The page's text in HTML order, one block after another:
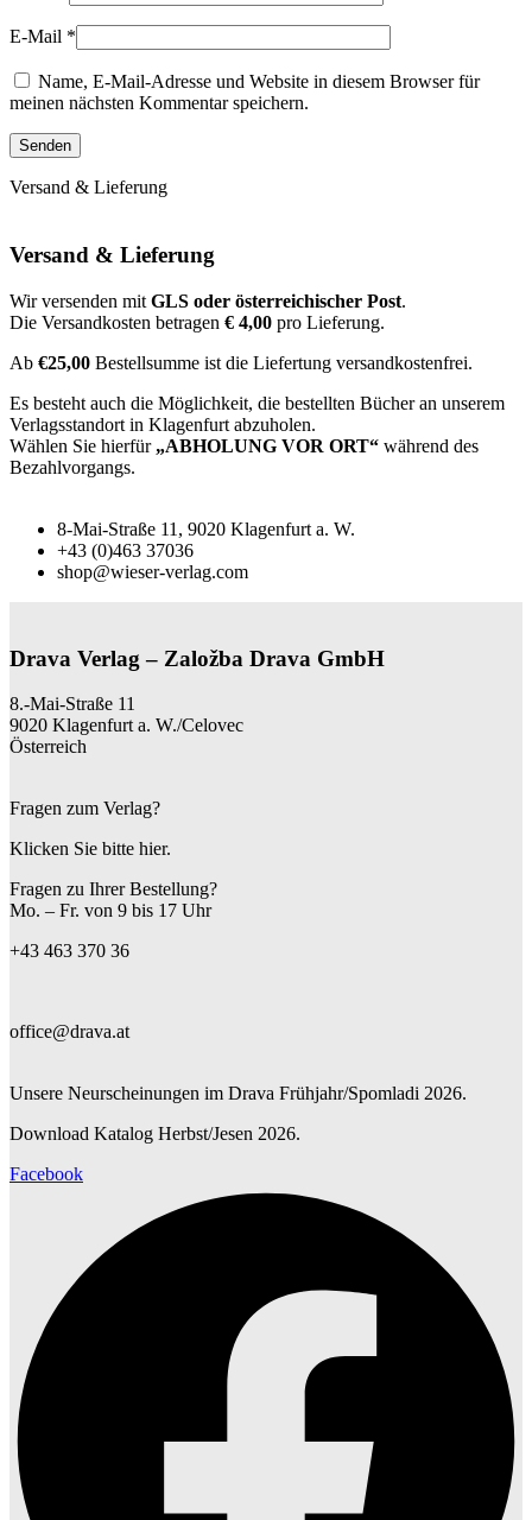
E-Mail *
Name, E-Mail-Adresse und Website in diesem Browser für
meinen nächsten Kommentar speichern.
Versand & Lieferung
Versand & Lieferung
Wir versenden mit GLS oder österreichischer Post.
Die Versandkosten betragen € 4,00 pro Lieferung.
Ab €25,00 Bestellsumme ist die Liefertung versandkostenfrei.
Es besteht auch die Möglichkeit, die bestellten Bücher an unserem
Verlagsstandort in Klagenfurt abzuholen.
Wählen Sie hierfür „ABHOLUNG VOR ORT“ während des
Bezahlvorgangs.
8-Mai-Straße 11, 9020 Klagenfurt a. W.
+43 (0)463 37036
shop@wieser-verlag.com
Drava Verlag – Založba Drava GmbH
8.-Mai-Straße 11
9020 Klagenfurt a. W./Celovec
Österreich
Fragen zum Verlag?
Klicken Sie bitte hier.
Fragen zu Ihrer Bestellung?
Mo. – Fr. von 9 bis 17 Uhr
+43 463 370 36
office@drava.at
Unsere Neurscheinungen im Drava Frühjahr/Spomladi 2026.
Download Katalog Herbst/Jesen 2026.
Facebook